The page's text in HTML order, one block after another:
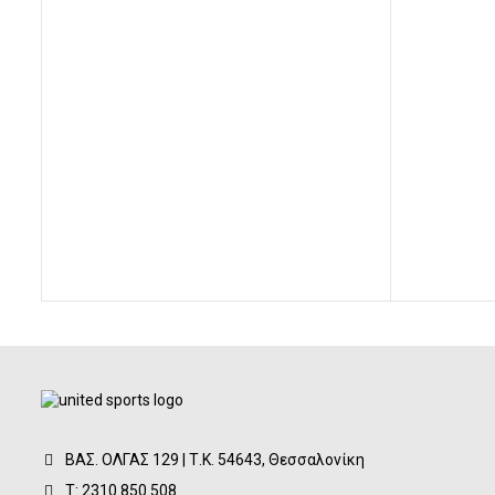
ΒΑΣ. ΟΛΓΑΣ 129 | Τ.Κ. 54643, Θεσσαλονίκη
Τ: 2310 850.508